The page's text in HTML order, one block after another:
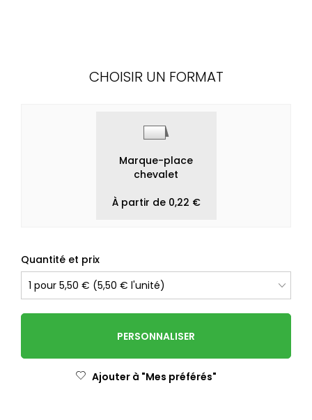
CHOISIR UN FORMAT
Marque-place
chevalet
À partir de 0,22 €
Quantité et prix
PERSONNALISER
Ajouter à "Mes préférés"